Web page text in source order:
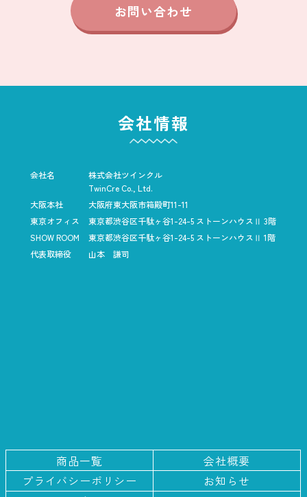
お問い合わせ
会社情報
会社名
株式会社ツインクル
TwinCre Co., Ltd.
大阪本社
大阪府東大阪市箱殿町11-11
東京オフィス
東京都渋谷区千駄ヶ谷1-24-5 ストーンハウスⅡ 3階
SHOW ROOM
東京都渋谷区千駄ヶ谷1-24-5 ストーンハウスⅡ 1階
代表取締役
山本 謙司
商品一覧
会社概要
プライバシーポリシー
お知らせ